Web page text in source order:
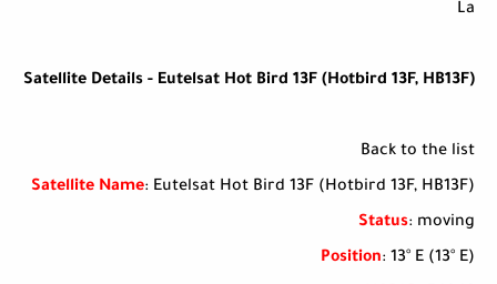
La
Satellite Details - Eutelsat Hot Bird 13F (Hotbird 13F, HB13F)
Back to the list
Satellite Name: Eutelsat Hot Bird 13F (Hotbird 13F, HB13F)
Status: moving
Position: 13° E (13° E)